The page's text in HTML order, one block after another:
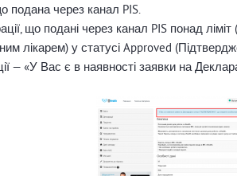
подана через канал PIS.
що подані через канал PIS понад
лікарем) у статусі Approved
— «У Вас є в наявності заявки на